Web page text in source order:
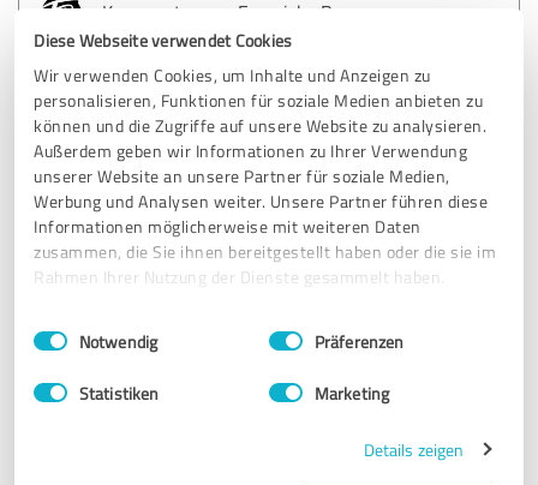
Diese Webseite verwendet Cookies
Wir verwenden Cookies, um Inhalte und Anzeigen zu
personalisieren, Funktionen für soziale Medien anbieten zu
können und die Zugriffe auf unsere Website zu analysieren.
Außerdem geben wir Informationen zu Ihrer Verwendung
unserer Website an unsere Partner für soziale Medien,
Werbung und Analysen weiter. Unsere Partner führen diese
Informationen möglicherweise mit weiteren Daten
zusammen, die Sie ihnen bereitgestellt haben oder die sie im
Rahmen Ihrer Nutzung der Dienste gesammelt haben.
Impressum Datenschutzbestimmungen
Einwilligungsauswahl
Notwendig Präferenzen
Statistiken Marketing
Details zeigen
Kommentar von Franziska Bauer:
ich freue mich auf unsere weitere Zusammenarbeit.
Viele Grüße
Franziska
5,00 von 5
SEHR GUT Empfehlung
Wir führen ein Versicherungsbüro im Herzen von Fürth
Mediabereich durch Franziska & ihr Team entschieden. Wir